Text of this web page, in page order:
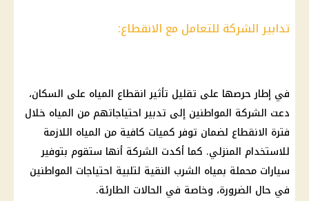
تدابير الشركة للتعامل مع الانقطاع:
في إطار حرصها على تقليل تأثير انقطاع المياه على السكان،
دعت الشركة المواطنين إلى تدبير احتياجاتهم من المياه خلال
فترة الانقطاع لضمان توفر كميات كافية من المياه اللازمة
للاستخدام المنزلي. كما أكدت الشركة أنها ستقوم بتوفير
سيارات محملة بمياه الشرب النقية لتلبية احتياجات المواطنين
في حال الضرورة، وخاصة في الحالات الطارئة.